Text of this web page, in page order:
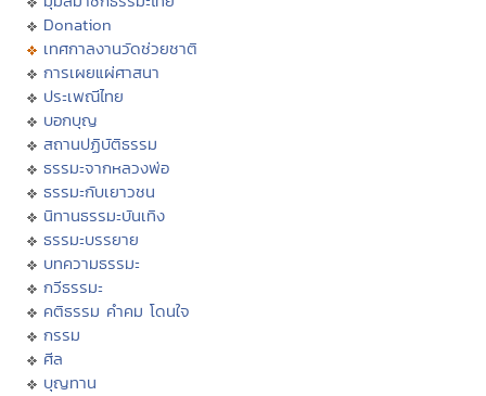
Donation
เทศกาลงานวัดช่วยชาติ
การเผยแผ่ศาสนา
ประเพณีไทย
บอกบุญ
สถานปฏิบัติธรรม
ธรรมะจากหลวงพ่อ
ธรรมะกับเยาวชน
นิทานธรรมะบันเทิง
ธรรมะบรรยาย
บทความธรรมะ
กวีธรรมะ
คติธรรม คำคม โดนใจ
กรรม
ศีล
บุญทาน